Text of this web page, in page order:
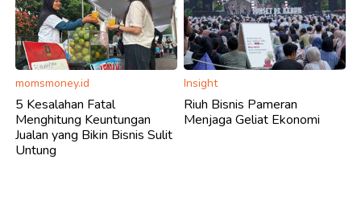
momsmoney.id
5 Kesalahan Fatal
Menghitung Keuntungan
Jualan yang Bikin Bisnis Sulit
Untung
Insight
Riuh Bisnis Pameran
Menjaga Geliat Ekonomi